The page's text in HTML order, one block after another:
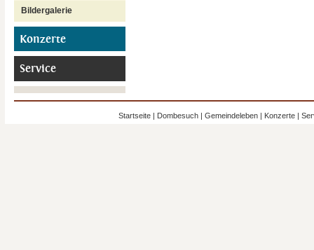
Bildergalerie
Konzerte
Service
Startseite | Dombesuch | Gemeindeleben | Konzerte |